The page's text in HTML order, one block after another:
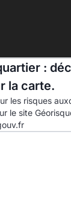
:
la carte.
les risques
le site